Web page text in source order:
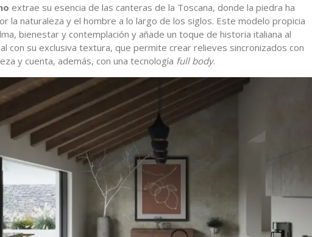
extrae su esencia de las canteras de la Toscana, donde la piedra ha
la naturaleza y el hombre a lo largo de los siglos. Este modelo propicia
bienestar y contemplación y añade un toque de historia italiana al
con su exclusiva textura, que permite crear relieves sincronizados con
y cuenta, además, con una tecnología full body.